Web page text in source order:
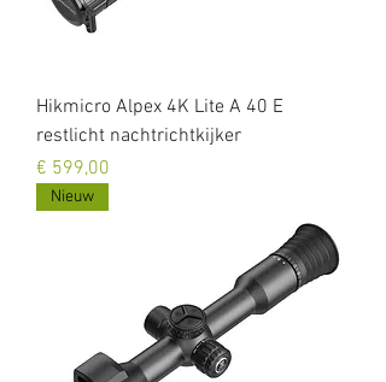
Hikmicro Alpex 4K Lite A 40 E
restlicht nachtrichtkijker
Prijs
€ 599,00
Nieuw